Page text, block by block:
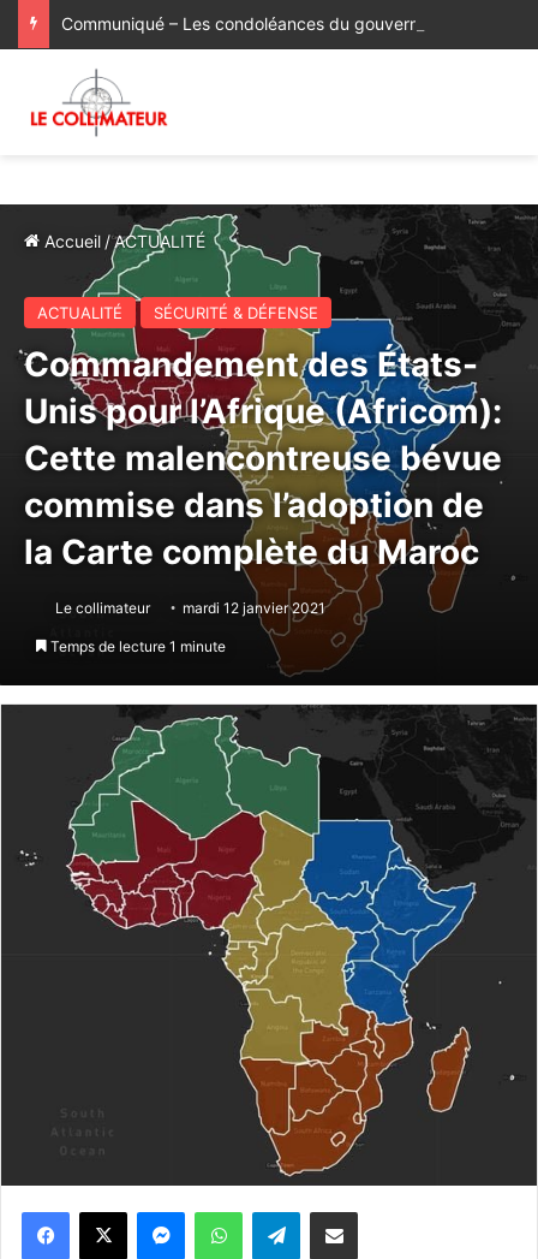
Accueil /ACTUALITÉ
ACTUALITÉ SÉCURITÉ & DÉFENSE
Commandement des États-
Unis pour l’Afrique (Africom):
Cette malencontreuse bévue
commise dans l’adoption de
la Carte complète du Maroc
Le collimateur mardi 12 janvier 2021
Temps de lecture 1 minute
WhatsApp Telegram